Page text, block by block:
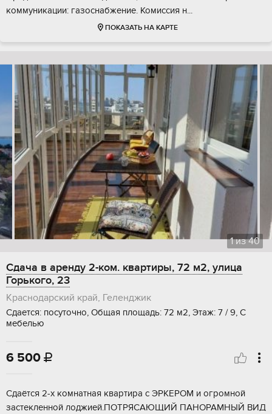
коммуникации: газоснабжение. Комиссия н...
ПОКАЗАТЬ НА КАРТЕ
1из40
Сдача в аренду 2-ком. квартиры, 72 м2, улица
Горького, 23
Краснодарский край, Геленджик
Сдается: посуточно, Общая площадь: 72 м2, Этаж: 7 / 9, С
мебелью
6 500 
Сдаётся 2-х комнатная квартира с ЭРКЕРОМ и огромной
застекленной лоджией.ПОТРЯСАЮЩИЙ ПАНОРАМНЫЙ ВИД